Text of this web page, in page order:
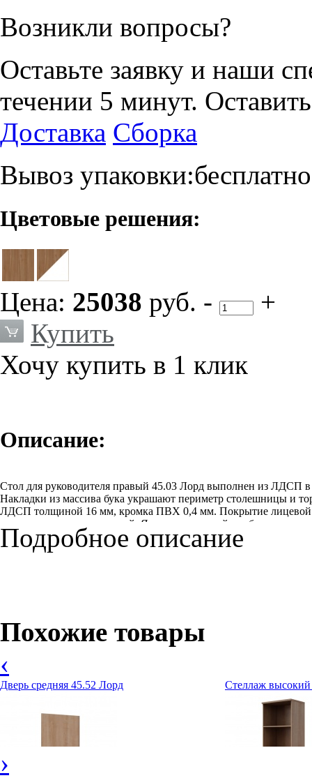
Возникли вопросы?
Оставьте заявку и наши
течении 5 минут.
Доставка Сборка
Вывоз упаковки:бесплатно
Цветовые решения:
Цена: 25038 руб. -
+
Купить
Хочу купить в 1 клик
Описание:
Стол для руководителя правый 45.03 Лорд выполнен из ЛДСП
Накладки из массива бука украшают периметр столешницы и
ЛДСП толщиной 16 мм, кромка ПВХ 0,4 мм. Покрытие лицевой
механических повреждений. Ящики подвесной тумбы на
3,2 мм. Ручки подвесной тумбы металлические, врезные, тип
месторасположения тумба подвесной относительно
Подробное описание
Похожие товары
‹
Дверь средняя 45.52 Лорд Стеллаж
›